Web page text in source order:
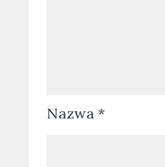
Nazwa*